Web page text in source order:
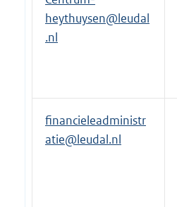
heythuysen@leudal
.nl
financieleadministr
atie@leudal.nl